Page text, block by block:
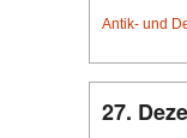
Antik- und
27.